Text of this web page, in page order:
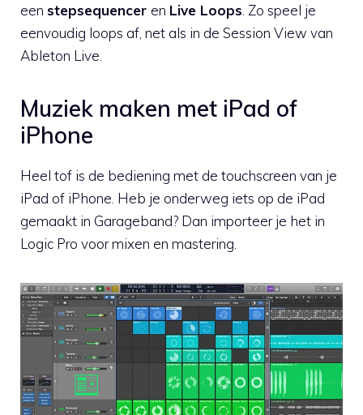
een stepsequencer en Live Loops. Zo speel je
eenvoudig loops af, net als in de Session View van
Ableton Live.
Muziek maken met iPad of
iPhone
Heel tof is de bediening met de touchscreen van je
iPad of iPhone. Heb je onderweg iets op de iPad
gemaakt in Garageband? Dan importeer je het in
Logic Pro voor mixen en mastering.